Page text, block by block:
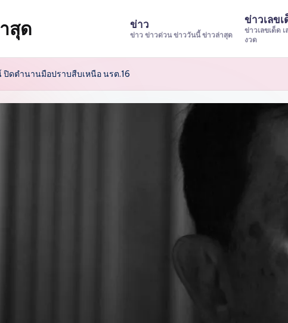
สุด ข่าว
ข่าว ข่าวด่วน ข่าววันนี้ ข่าวล่าสุด
ข่าวเลขเ
ข่าวเลขเด็ด
งวด
ปิดตำนานมือปราบสืบเหนือ นรต.16